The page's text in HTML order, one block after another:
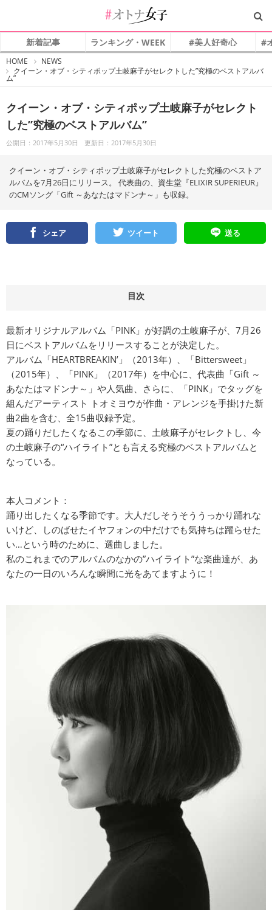
新着記事 ランキング・WEEK #美人好奇心 #
HOME
オ
NEWS
クイーン・オブ・シティポップ土岐麻子がセレクトした”究極のベストアルバ
ム”
クイーン・オブ・シティポップ土岐麻子がセレクト
した”究極のベストアルバム”
公開日：2017年5月30日 更新日：2017年5月30日
クイーン・オブ・シティポップ土岐麻子がセレクトした究極のベストア
ルバムを7月26日にリリース。 代表曲の、資生堂『ELIXIR SUPERIEUR』
のCMソング「Gift ～あなたはマドンナ～」も収録。
シェア ツイート 送る
目次
最新オリジナルアルバム「PINK」が好調の土岐麻子が、7月26
日にベストアルバムをリリースすることが決定した。
アルバム「HEARTBREAKIN’」（2013年）、「Bittersweet」
（2015年）、「PINK」（2017年）を中心に、代表曲「Gift ～
あなたはマドンナ～」や人気曲、さらに、「PINK」でタッグを
組んだアーティスト トオミヨウが作曲・アレンジを手掛けた新
曲2曲を含む、全15曲収録予定。
夏の踊りだしたくなるこの季節に、土岐麻子がセレクトし、今
の土岐麻子の“ハイライト”とも言える究極のベストアルバムと
なっている。
本人コメント：
踊り出したくなる季節です。大人だしそうそううっかり踊れな
いけど、しのばせたイヤフォンの中だけでも気持ちは躍らせた
い…という時のために、選曲しました。
私のこれまでのアルバムのなかの”ハイライト”な楽曲達が、あ
なたの一日のいろんな瞬間に光をあてますように！